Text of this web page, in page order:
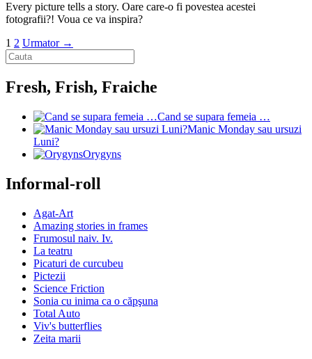
Every picture tells a story. Oare care-o fi povestea acestei
fotografii?! Voua ce va inspira?
1 2 Urmator →
Fresh, Frish, Fraiche
Cand se supara femeia …
Manic Monday sau ursuzi
Luni?
Orygyns
Informal-roll
Agat-Art
Amazing stories in frames
Frumosul naiv. Iv.
La teatru
Picaturi de curcubeu
Pictezii
Science Friction
Sonia cu inima ca o căpşuna
Total Auto
Viv's butterflies
Zeita marii